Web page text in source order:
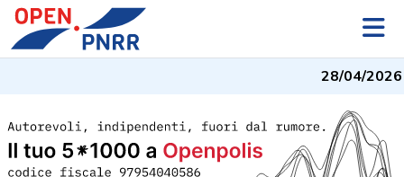
28/04/2026-